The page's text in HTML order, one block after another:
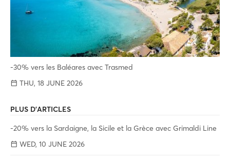
-30% vers les Baléares avec Trasmed
THU, 18 JUNE 2026
PLUS D'ARTICLES
-20% vers la Sardaigne, la Sicile et la Grèce avec Grimaldi Line
WED, 10 JUNE 2026